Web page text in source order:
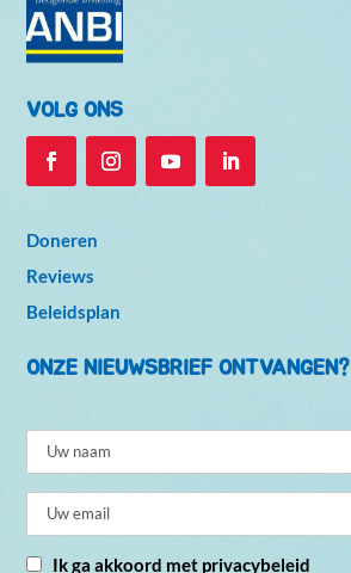
VOLG ONS
Doneren
Reviews
Beleidsplan
ONZE NIEUWSBRIEF ONTVANGEN?
Ik ga akkoord met privacybeleid